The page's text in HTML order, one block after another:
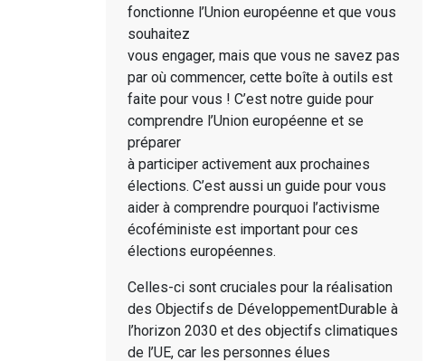
fonctionne l’Union européenne et que vous
souhaitez
vous engager, mais que vous ne savez pas
par où commencer, cette boîte à outils est
faite pour vous ! C’est notre guide pour
comprendre l’Union européenne et se
préparer
à participer activement aux prochaines
élections. C’est aussi un guide pour vous
aider à comprendre pourquoi l’activisme
écoféministe est important pour ces
élections européennes.
Celles-ci sont cruciales pour la réalisation
des Objectifs de DéveloppementDurable à
l’horizon 2030 et des objectifs climatiques
de l’UE, car les personnes élues